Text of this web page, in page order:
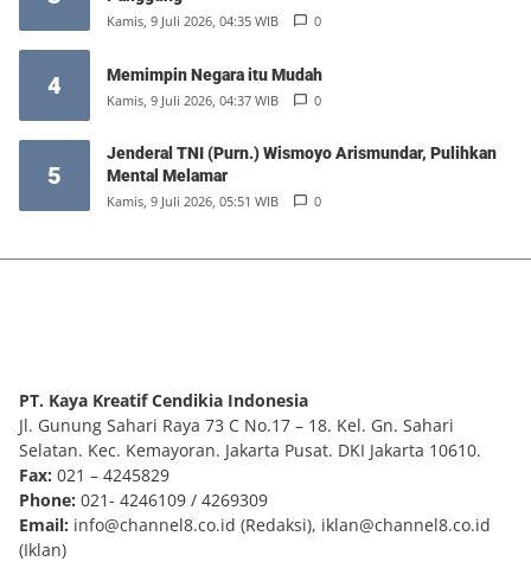
Kamis, 9 Juli 2026, 04:35 WIB 0
4 Memimpin Negara itu Mudah
Kamis, 9 Juli 2026, 04:37 WIB 0
5
Jenderal TNI (Purn.) Wismoyo Arismundar, Pulihkan
Mental Melamar
Kamis, 9 Juli 2026, 05:51 WIB 0
PT. Kaya Kreatif Cendikia Indonesia
Jl. Gunung Sahari Raya 73 C No.17 – 18. Kel. Gn. Sahari
Selatan. Kec. Kemayoran. Jakarta Pusat. DKI Jakarta 10610.
Fax: 021 – 4245829
Phone: 021- 4246109 / 4269309
Email: info@channel8.co.id (Redaksi), iklan@channel8.co.id
(Iklan)